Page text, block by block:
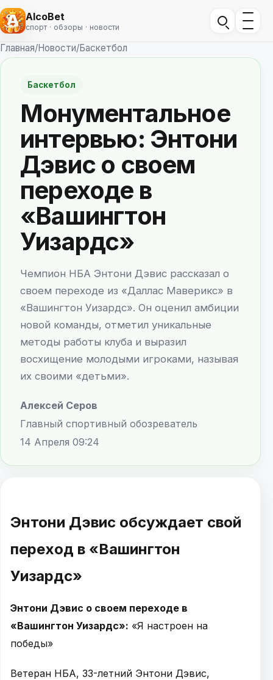
AlcoBet
спорт · обзоры · новости
Главная/Новости/Баскетбол
Баскетбол
Монументальное
интервью: Энтони
Дэвис о своем
переходе в
«Вашингтон
Уизардс»
Чемпион НБА Энтони Дэвис рассказал о
своем переходе из «Даллас Маверикс» в
«Вашингтон Уизардс». Он оценил амбиции
новой команды, отметил уникальные
методы работы клуба и выразил
восхищение молодыми игроками, называя
их своими «детьми».
Алексей Серов
Главный спортивный обозреватель
14 Апреля 09:24
Энтони Дэвис обсуждает свой
переход в «Вашингтон
Уизардс»
Энтони Дэвис о своем переходе в
«Вашингтон Уизардс»: «Я настроен на
победы»
Ветеран НБА, 33-летний Энтони Дэвис,